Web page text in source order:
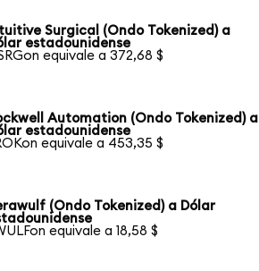
Surgical (Ondo Tokenized) a
estadounidense
equivale a 372,68 $
Automation (Ondo Tokenized) a
estadounidense
equivale a 453,35 $
(Ondo Tokenized) a Dólar
equivale a 18,58 $